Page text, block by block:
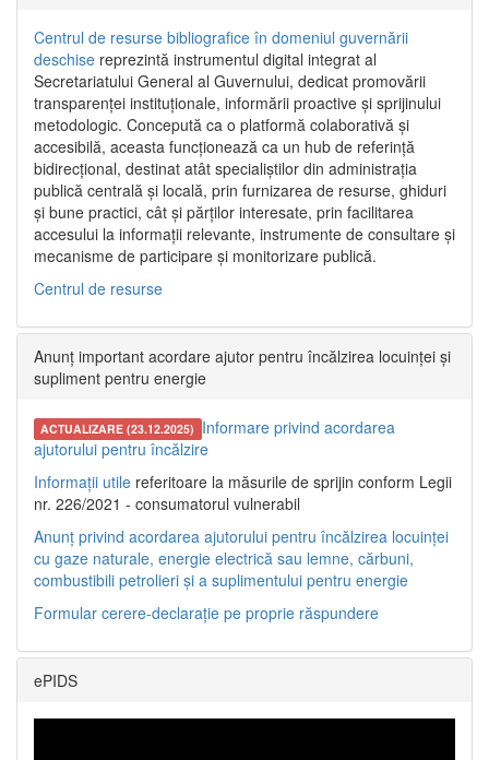
Centrul de resurse bibliografice în domeniul guvernării
deschise reprezintă instrumentul digital integrat al
Secretariatului General al Guvernului, dedicat promovării
transparenței instituționale, informării proactive și sprijinului
metodologic. Concepută ca o platformă colaborativă și
accesibilă, aceasta funcționează ca un hub de referință
bidirecțional, destinat atât specialiștilor din administrația
publică centrală și locală, prin furnizarea de resurse, ghiduri
și bune practici, cât și părților interesate, prin facilitarea
accesului la informații relevante, instrumente de consultare și
mecanisme de participare și monitorizare publică.
Centrul de resurse
Anunț important acordare ajutor pentru încălzirea locuinței și
supliment pentru energie
ACTUALIZARE (23.12.2025) Informare privind acordarea
ajutorului pentru încălzire
Informații utile referitoare la măsurile de sprijin conform Legii
nr. 226/2021 - consumatorul vulnerabil
Anunț privind acordarea ajutorului pentru încălzirea locuinței
cu gaze naturale, energie electrică sau lemne, cărbuni,
combustibili petrolieri și a suplimentului pentru energie
Formular cerere-declarație pe proprie răspundere
ePIDS